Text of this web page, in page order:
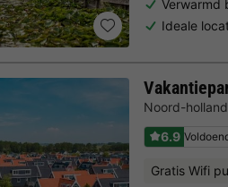
Verwarmd
Ideale
Noord-holland
6.9
Gratis Wifi